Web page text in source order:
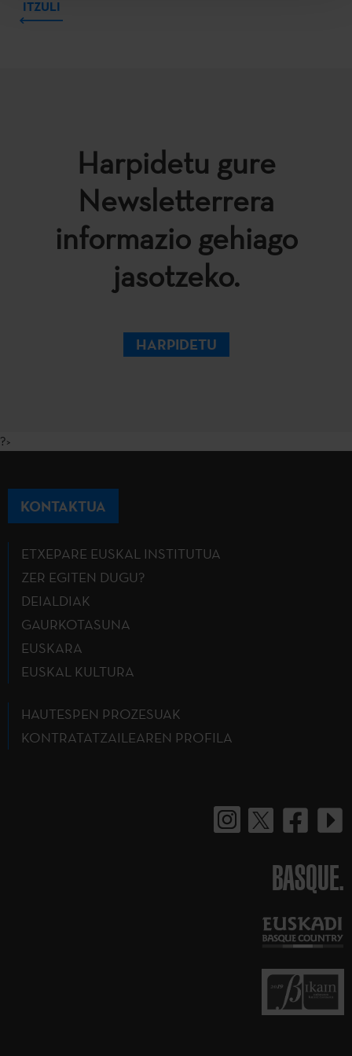
ITZULI
Harpidetu gure
Newsletterrera
informazio gehiago
jasotzeko.
HARPIDETU
?>
KONTAKTUA
ETXEPARE EUSKAL INSTITUTUA
ZER EGITEN DUGU?
DEIALDIAK
GAURKOTASUNA
EUSKARA
EUSKAL KULTURA
HAUTESPEN PROZESUAK
KONTRATATZAILEAREN PROFILA
BASQUE.